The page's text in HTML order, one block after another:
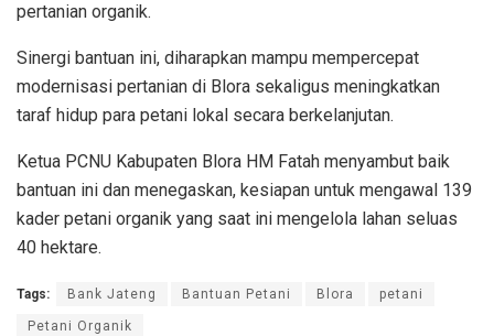
pertanian organik.
Sinergi bantuan ini, diharapkan mampu mempercepat
modernisasi pertanian di Blora sekaligus meningkatkan
taraf hidup para petani lokal secara berkelanjutan.
Ketua PCNU Kabupaten Blora HM Fatah menyambut baik
bantuan ini dan menegaskan, kesiapan untuk mengawal 139
kader petani organik yang saat ini mengelola lahan seluas
40 hektare.
Tags: Bank Jateng Bantuan Petani Blora petani
Petani Organik